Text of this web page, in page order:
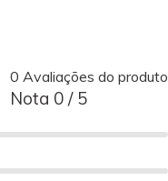
0 Avaliações do produto
Nota 0 / 5